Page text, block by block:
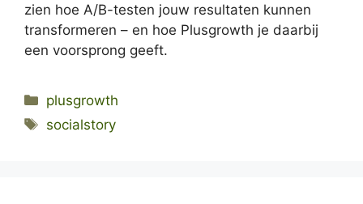
zien hoe A/B-testen jouw resultaten kunnen
transformeren – en hoe Plusgrowth je daarbij
een voorsprong geeft.
Categories
plusgrowth
Tags
socialstory